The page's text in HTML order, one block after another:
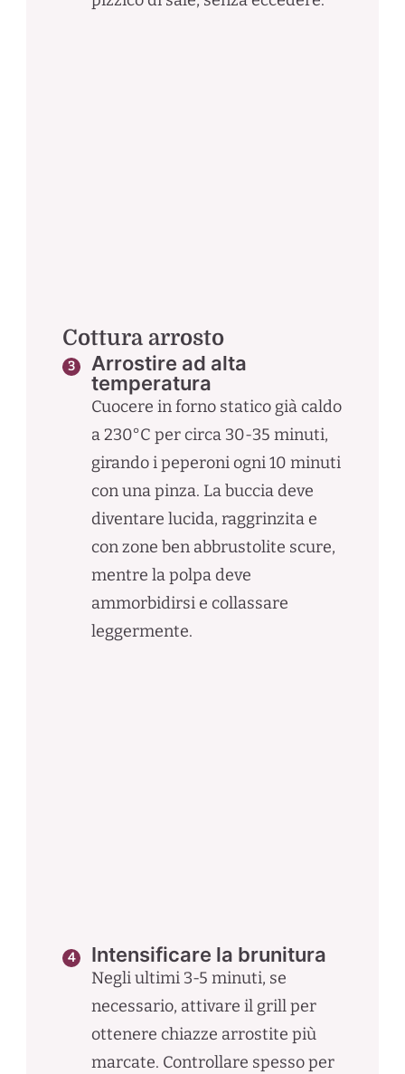
Cottura arrosto
Arrostire ad alta
temperatura
Cuocere in forno statico già caldo
a 230°C per circa 30-35 minuti,
girando i peperoni ogni 10 minuti
con una pinza. La buccia deve
diventare lucida, raggrinzita e
con zone ben abbrustolite scure,
mentre la polpa deve
ammorbidirsi e collassare
leggermente.
Intensificare la brunitura
Negli ultimi 3-5 minuti, se
necessario, attivare il grill per
ottenere chiazze arrostite più
marcate. Controllare spesso per